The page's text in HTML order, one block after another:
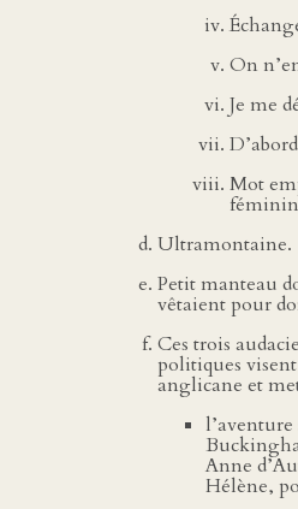
On
Je me
Mot
Ultramontaine.
Petit manteau
vêtaient pour
Ces trois
politiques
anglicane et
l’aventure
Anne
Hélène,